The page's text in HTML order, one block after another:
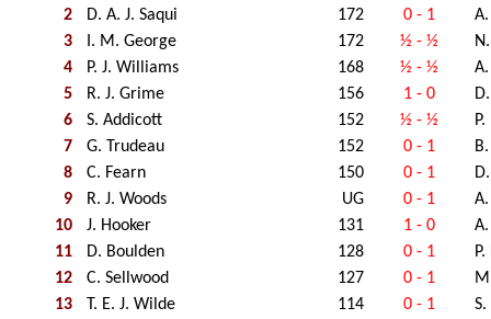
2
D. A. J. Saqui 172 0 - 1
3
I. M. George 172 ½ - ½
4
P. J. Williams 168 ½ - ½
5
R. J. Grime 156 1 - 0
6
S. Addicott 152 ½ - ½
7
G. Trudeau 152 0 - 1
8
C. Fearn 150 0 - 1
9
R. J. Woods UG 0 - 1
10
J. Hooker 131 1 - 0
11
D. Boulden 128 0 - 1
12
C. Sellwood 127 0 - 1
13
T. E. J. Wilde 114 0 - 1